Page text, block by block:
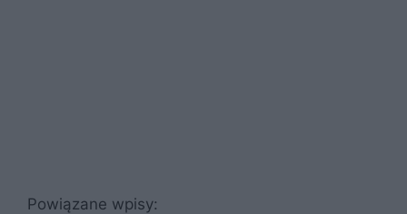
Powiązane wpisy: